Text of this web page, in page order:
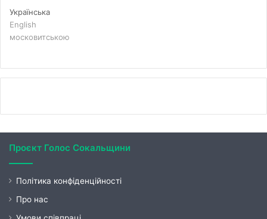
Українська
English
московитською
Проєкт Голос Сокальщини
Політика конфіденційності
Про нас